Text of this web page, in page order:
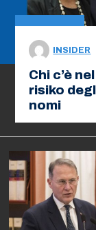
INSIDER
Chi c’è
risiko
nomi